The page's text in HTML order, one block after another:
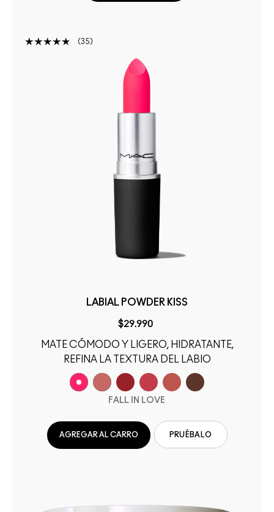
35
LABIAL POWDER KISS
$29.990
MATE CÓMODO Y LIGERO, HIDRATANTE,
REFINA LA TEXTURA DEL LABIO
FALL IN LOVE
AGREGAR AL CARRO PRUÉBALO